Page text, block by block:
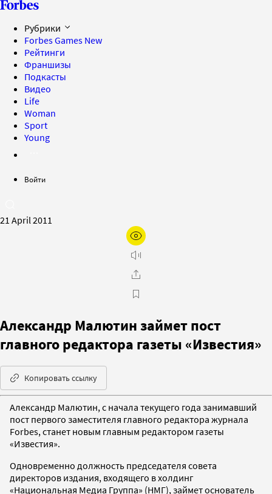
Рубрики
Forbes Games New
Рейтинги
Франшизы
Подкасты
Видео
Life
Woman
Sport
Young
Войти
21 April 2011
Александр Малютин займет пост
главного редактора газеты «Известия»
Копировать ссылку
Александр Малютин, с начала текущего года занимавший
пост первого заместителя главного редактора журнала
Forbes, станет новым главным редактором газеты
«Известия».
Одновременно должность председателя совета
директоров издания, входящего в холдинг
«Национальная Медиа Группа» (НМГ), займет основатель